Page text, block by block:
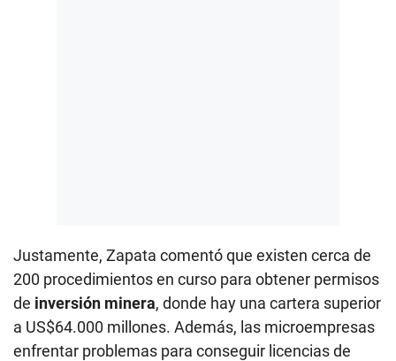
Justamente, Zapata comentó que existen cerca de
200 procedimientos en curso para obtener permisos
de inversión minera, donde hay una cartera superior
a US$64.000 millones. Además, las microempresas
enfrentar problemas para conseguir licencias de